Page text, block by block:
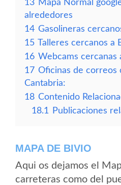
13 Mapa Normal
alrededores
14 Gasolineras
15 Talleres cercanos a
16 Webcams cercanas
17 Oficinas de correos
Cantabria:
18 Contenido
18.1
Publicaciones
MAPA DE BIVIO
Aqui os dejamos el
carreteras como del